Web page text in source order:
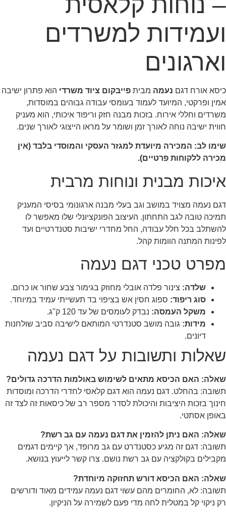
ועמידות למשרדים
וארגונים
כיסא אורח דגם נעמה מבית פייבקום ציוד משרדי הוא פתרון ישיבה
אמין ופרקטי, המיועד לעמוד בעומסי עבודה גבוהים במוסדות,
משרדים וחללי אירוח. בזכות מבנה חזק וריפוד איכותי, הוא מעניק
חווית ישיבה נוחה לאורך זמן ושומר על מראו הייצוגי לאורך שנים.
שימו לב: המכירה מיועדת למגזר העסקי והמוסדי בלבד (אין
מכירה ללקוחות פרטיים).
איכות מבנית ונוחות מרבית
דגם נעמה מצויד במושב וגב בעלי מבנה ארגונומי בסיסי המעניק
תמיכה טובה לגב התחתון. העיצוב הפונקציונלי שלו מאפשר לו
להשתלב בכל חלל עבודה, החל מחדרי ישיבות סטנדרטיים ועד
לפינות המתנה הוומות קהל.
מפרט טכני דגם נעמה
שלדה: צינור פלדה אובלי מחוזק בגימור צבע שחור או כרום.
סוג ריפוד: ספוג חסין אש בציפוי בד תעשייתי עמיד במיוחד.
משקל העמסה: נבדק לעומסים של עד 120 ק"ג.
מידות: גובה מושב סטנדרטי המותאם לישיבה סביב שולחנות
דיונים.
שאלות ותשובות על דגם נעמה
שאלה: האם הכיסא מתאים לשימוש באולמות הדרכה גדולים?
תשובה: בהחלט. דגם נעמה הוא דגם קלאסי לחדרי הדרכה ומוסדות
חינוך בזכות היציבות והיכולת לסדר מספר רב של כיסאות זה לצד זה
באופן אסתטי.
שאלה: האם ניתן להזמין את דגם נעמה עם גב רשת?
תשובה: דגם זה מגיע כסטנדרט עם גב מרופד, אך קיימים דגמים
מקבילים בקולקציה עם גב רשת נושם. צרו קשר לייעוץ בנושא.
שאלה: האם הכיסא דורש תחזוקה מיוחדת?
תשובה: לא, החומרים מהם עשוי דגם נעמה עמידים מאוד ודורשים
רק ניקוי קל במטלית לחה מדי פעם לשמירה על הניקיון.